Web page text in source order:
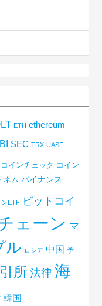
ETH ethereum
SEC TRX UASF
コインチェック コイン
ネム バイナンス
ンETF ビットコイ
ェーン マ
ル ロシア 中国 予
所 法律 海
韓国